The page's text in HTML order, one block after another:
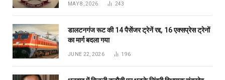
MAY 8, 2026 243
डालटनगंज रूट की 14 पैसेंजर ट्रेनें रद्द, 16 एक्सप्रेस ट्रेनों
का मार्ग बदला गया
JUNE 22, 2026 196